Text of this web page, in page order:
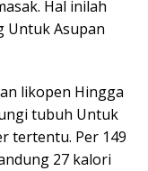
Hal inilah
Untuk Asupan
likopen Hingga
tubuh Untuk
tertentu. Per 149
27 kalori